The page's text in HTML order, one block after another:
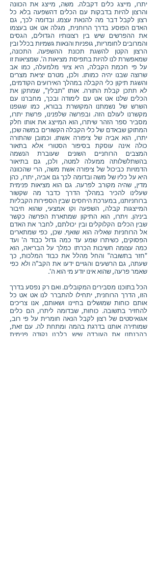
יתרו, מייצג כלים דקבלה. משה, מייצג את הכוונה
והרצון להיות בדבקות עם הכלים דהשפעה בלא כל
רצון לקבל דבר מה להנאת עצמו. ובדומה לכך, גם
האדם הפוסע בדרך הרוחנית, מגלה אט אט בעצמו
את ההפרשים שיש בין רצונותיו הגדולים, הגסים
והמרובים לחומריות, גופניות והנאות גשמיות בכלל ובין
הרצון הקטן להשגת תכונת ההשפעה. התכונה,
שמאפשרת לנו להיות בתפיסת מציאות ה'. שמציאות זו
על פי חכמת הקבלה, היא ציווי מלמעלה, כמו אב
שרוצה שבנו יהיה כמותו. ולכן, מטרם יציאת מצרים
והשגת תיקון כלי הקבלה במהלך האירועים הקודמים,
לא תתכן קבלת התורה. אותו "תבלין", שמתקן את
הכלים שלנו אט אט עם לימודה ובכך, מחברנו עם
השרש של נשמתנו המקושרת בבורא, כמו שגופנו
מקשרנו לעולם הזה. ובפרשה שלפנינו, פרשת יתרו,
מסביר ספר הזהר שיתרו, הוא המייצג את אותו חלק
המתוקן שבאדם של כלי הקבלה הקשורים במשה שכן,
יתרו, הוא אביה של ציפורה אשתו. וכמובן שהתורה
כולה אינה עוסקת בסיפור הסטורי אלא בתאור
המצבים הרוחניים השונים שעוברת הנשמה
בהשתלשלותה ממעלה למטה, ולכן, גם בתיאור
הדמויות כביכול של ציפורה אשת משה, הרי שהכוונה
היא על כליו של משה ובדומה לכך גם אביה, יתרו, כהן
מדין, שהיה מקורב לפרעה. גם הוא מציאות פנימית
שעלינו להכיר במהלך הדרך כדבר מה שקשור
ברוחניותנו, במערכת היחסים שבין הספירות הקבליות
המייצגות קבלה, השפעה וקו אמצעי, שהוא חיבור
ביניהן. ויתרו, הוא התיקון שמתארת הפרשה כקשר
שבין הכלים הקלוקלים ובין יכולתם, לחבר את האדם
אל הרוחניות שאליה הוא שואף. שכן, כפי שמתארים
הפסוקים, כשיתרו שמע עד כמה גדול כבוד ה' ועד
כמה עצומה חשיבות הכרתו כמלך על הבריאה, הוא
"חזר בתשובה" והחל מהלל את כבוד המלכות, כך
שעתה, גם הרשעים והגויים ידעו את הקב"ה ולא כפי
שאמר פרעה, שהוא אינו יודע מי הוא ה'.
הכל בתוכנו מסבירים המקובלים. ואם רק נפסע בדרך
הזו, הדרך הרוחנית, יתחילו להתברר לנו אט אט כל
אותם כוחות שמושלים בחיינו ושאותם, אנו צריכים
להחזיר בתשובה. כוחות, שבדומה ליתרו, הם כלים
אגואיסטים של רצון לקבל הנאה חומרית על פי רוב,
שמותירה אותנו בדרגת בהמה ומתחת לה. עם זאת,
בהבנתנו את העובדה שיש בלבנו נקודה פנימית